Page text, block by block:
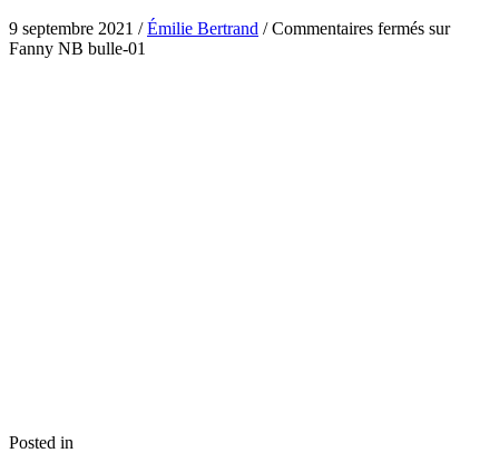
9 septembre 2021 /Émilie Bertrand /Commentaires fermés sur
Fanny NB bulle-01
Posted in